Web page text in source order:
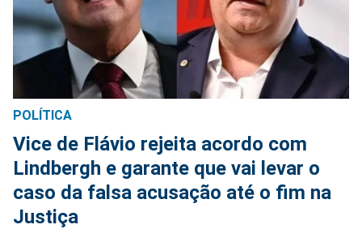
POLÍTICA
Vice de Flávio rejeita acordo com
Lindbergh e garante que vai levar o
caso da falsa acusação até o fim na
Justiça